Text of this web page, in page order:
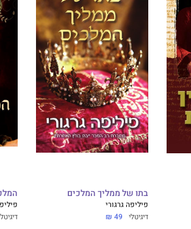
בתו של ממליך המלכים
פיליפה גרגורי
דיגיטלי 49 ₪